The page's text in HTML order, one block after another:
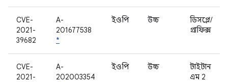
CVE-
2021-
39682
A-
201677538
*
ইওপি উচ্চ
ডিসপ্লে/
গ্রাফিক্স
CVE-
2021-
A-
202003354
ইওপি উচ্চ
টাইটান
এম 2